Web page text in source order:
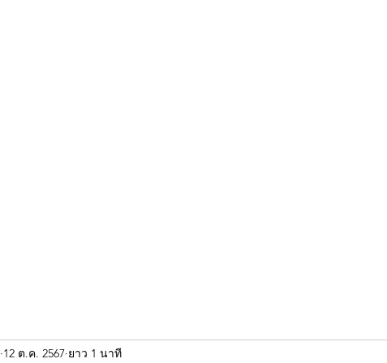
12 ต.ค. 2567 ยาว 1 นาที